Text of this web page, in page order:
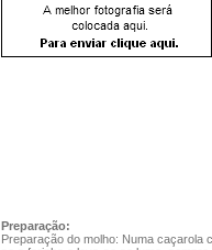
Preparação:
Preparação do molho: Numa caçarola